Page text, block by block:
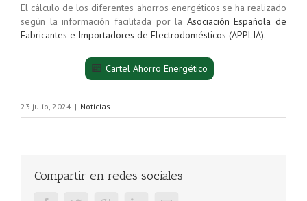
El cálculo de los diferentes ahorros energéticos se ha realizado
según la información facilitada por la Asociación Española de
Fabricantes e Importadores de Electrodomésticos (APPLIA).
Cartel Ahorro Energético
23 julio, 2024 | Noticias
Compartir en redes sociales